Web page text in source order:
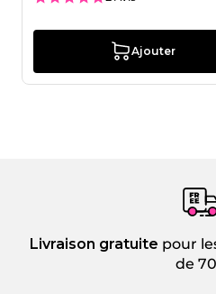
Ajouter
Livraison gratuite pour
de